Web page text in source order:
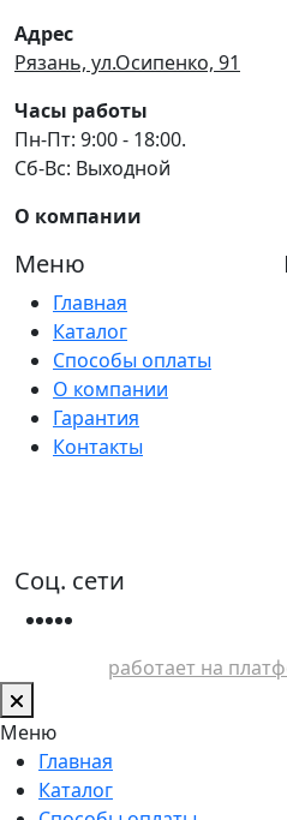
Адрес
Рязань, ул.Осипенко, 91
Часы работы
Пн-Пт: 9:00 - 18:00.
Сб-Вс: Выходной
О компании
Меню
Главная
Каталог
Способы оплаты
О компании
Гарантия
Контакты
Соц. сети
работает на
Меню
Главная
Каталог